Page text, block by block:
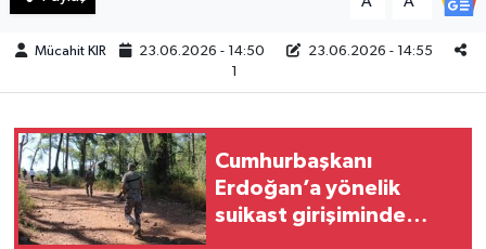
Mücahit KIR 23.06.2026 - 14:50
23.06.2026 - 14:55
1
Cumhurbaşkanı
Erdoğan’a yönelik
suikast girişiminde
Yaşam
KAHRAMANMARAŞ